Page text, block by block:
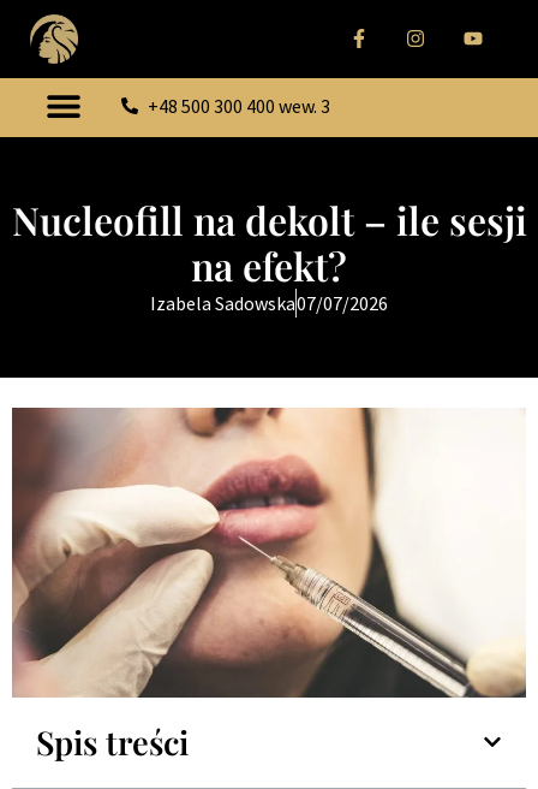
+48 500 300 400 wew. 3
Nucleofill na dekolt – ile sesji
na efekt?
Izabela Sadowska07/07/2026
Spis treści